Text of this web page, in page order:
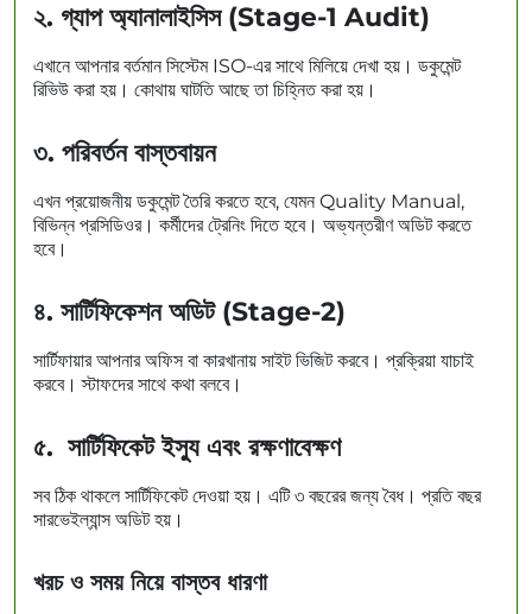
২️. গ্যাপ অ্যানালাইসিস (Stage-1 Audit)
এখানে আপনার বর্তমান সিস্টেম ISO-এর সাথে মিলিয়ে দেখা হয়। ডকুমেন্ট
রিভিউ করা হয়। কোথায় ঘাটতি আছে তা চিহ্নিত করা হয়।
৩️. পরিবর্তন বাস্তবায়ন
এখন প্রয়োজনীয় ডকুমেন্ট তৈরি করতে হবে, যেমন Quality Manual,
বিভিন্ন প্রসিডিওর। কর্মীদের ট্রেনিং দিতে হবে। অভ্যন্তরীণ অডিট করতে
হবে।
৪️. সার্টিফিকেশন অডিট (Stage-2)
সার্টিফায়ার আপনার অফিস বা কারখানায় সাইট ভিজিট করবে। প্রক্রিয়া যাচাই
করবে। স্টাফদের সাথে কথা বলবে।
৫. সার্টিফিকেট ইস্যু এবং রক্ষণাবেক্ষণ
সব ঠিক থাকলে সার্টিফিকেট দেওয়া হয়। এটি ৩ বছরের জন্য বৈধ। প্রতি বছর
সারভেইল্যান্স অডিট হয়।
খরচ ও সময় নিয়ে বাস্তব ধারণা